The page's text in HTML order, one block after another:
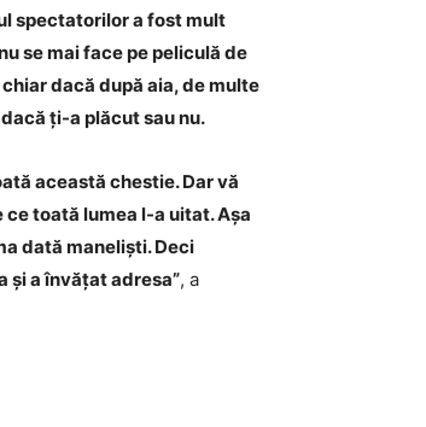
spectatorilor a fost mult
se mai face pe peliculă de
dacă după aia, de multe
ți-a plăcut sau nu.
această chestie. Dar vă
toată lumea l-a uitat. Așa
dată maneliști. Deci
și a învățat adresa”, a